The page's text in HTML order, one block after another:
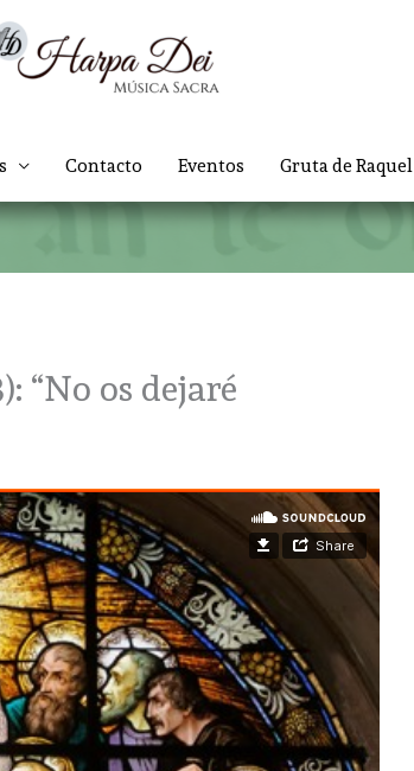
Contacto Eventos Gruta de Raquel
“No os dejaré